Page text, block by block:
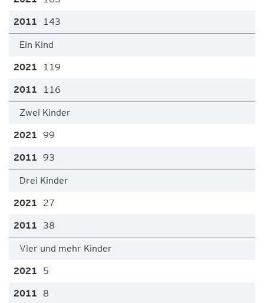
143
Ein Kind
119
116
Zwei Kinder
99
93
Drei Kinder
27
38
Vier und mehr Kinder
5
8